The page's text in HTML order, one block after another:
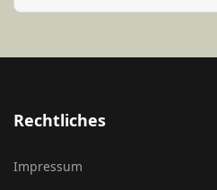
Rechtliches
Impressum